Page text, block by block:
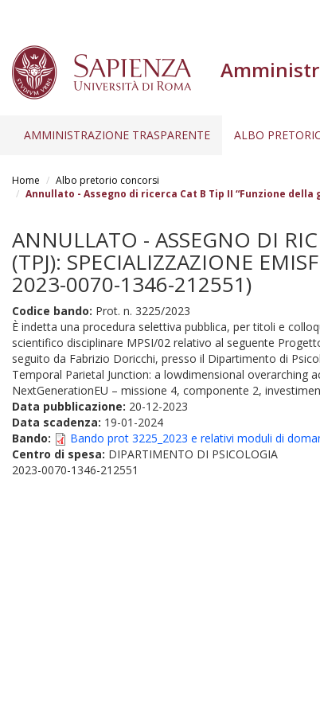
contenuto
AMMINISTRAZIONE TRASPARENTE ALBO
Home
Albo pretorio concorsi
Annullato - Assegno di ricerca Cat B Tip II “Funzione
ANNULLATO - ASSEGNO DI
(TPJ): SPECIALIZZAZIONE
2023-0070-1346-212551)
Codice bando: Prot. n. 3225/2023
È indetta una procedura selettiva pubblica, per titoli e
scientifico disciplinare MPSI/02 relativo al seguente
seguito da Fabrizio Doricchi, presso il Dipartimento di
Temporal Parietal Junction: a lowdimensional overarching
NextGenerationEU – missione 4, componente 2,
Data pubblicazione: 20-12-2023
Data scadenza: 19-01-2024
Bando:
Bando prot 3225_2023 e relativi moduli di
Centro di spesa: DIPARTIMENTO DI PSICOLOGIA
2023-0070-1346-212551